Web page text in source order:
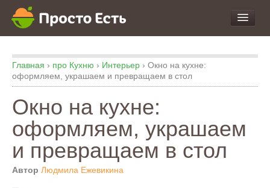
про Еду
про Кухню
про Экспертизу
Главная › про Кухню › Интерьер › Окно на кухне:
оформляем, украшаем и превращаем в стол
Окно на кухне:
оформляем, украшаем
и превращаем в стол
Автор Людмила Ежевикина